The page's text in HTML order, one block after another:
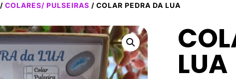
/COLARES/ PULSEIRAS / COLAR PEDRA DA LUA
LUA